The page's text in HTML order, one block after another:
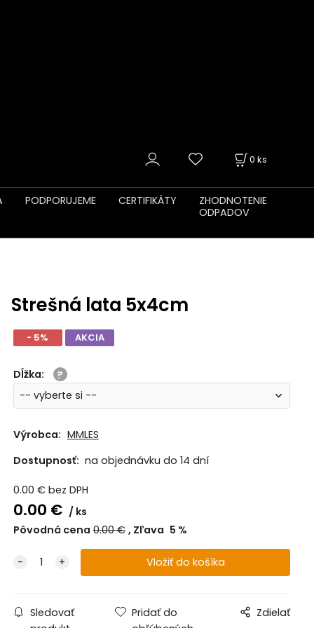
0 ks
PODPORUJEME CERTIFIKÁTY
ZHODNOTENIE
ODPADOV
Strešná lata 5x4cm
- 5% AKCIA
Dĺžka:
Výrobca: MMLES
Dostupnosť: na objednávku do 14 dní
0.00 € bez DPH
0.00 €
ks
Pôvodná cena 0.00€ Zľava 5 %
Sledovať
Pridať do
Zdielať